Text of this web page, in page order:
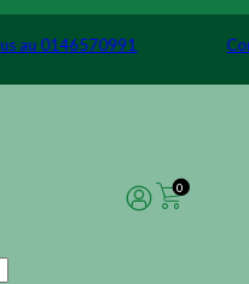
nous au 0146570991
0